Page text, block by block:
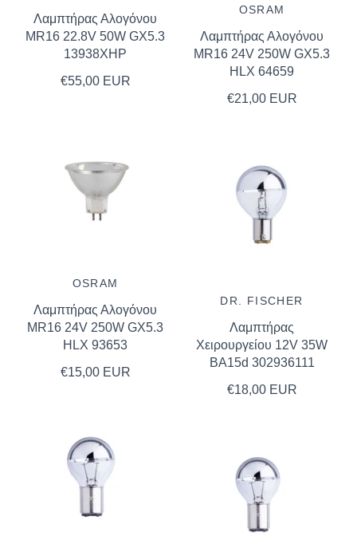
Λαμπτήρας Αλογόνου
MR16 22.8V 50W GX5.3
13938XHP
€55,00 EUR
OSRAM
Λαμπτήρας Αλογόνου
MR16 24V 250W GX5.3
HLX 64659
€21,00 EUR
OSRAM
Λαμπτήρας Αλογόνου
MR16 24V 250W GX5.3
HLX 93653
€15,00 EUR
DR. FISCHER
Λαμπτήρας
Χειρουργείου 12V 35W
BA15d 302936111
€18,00 EUR